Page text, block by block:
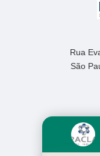
Rua
São